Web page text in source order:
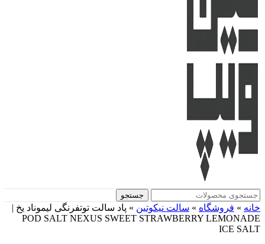
جستجو
خانه » فروشگاه » سالت نیکوتین » پاد سالت توتفرنگی لیموناد یخ |
POD SALT NEXUS SWEET STRAWBERRY LEMONADE
ICE SALT